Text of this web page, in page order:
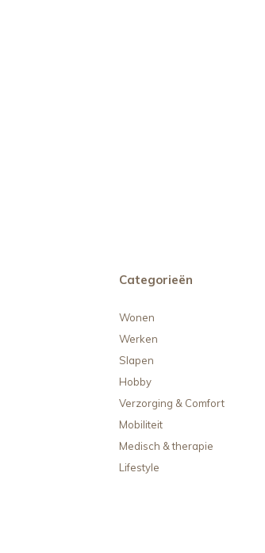
Categorieën
Wonen
Werken
Slapen
Hobby
Verzorging & Comfort
Mobiliteit
Medisch & therapie
Lifestyle